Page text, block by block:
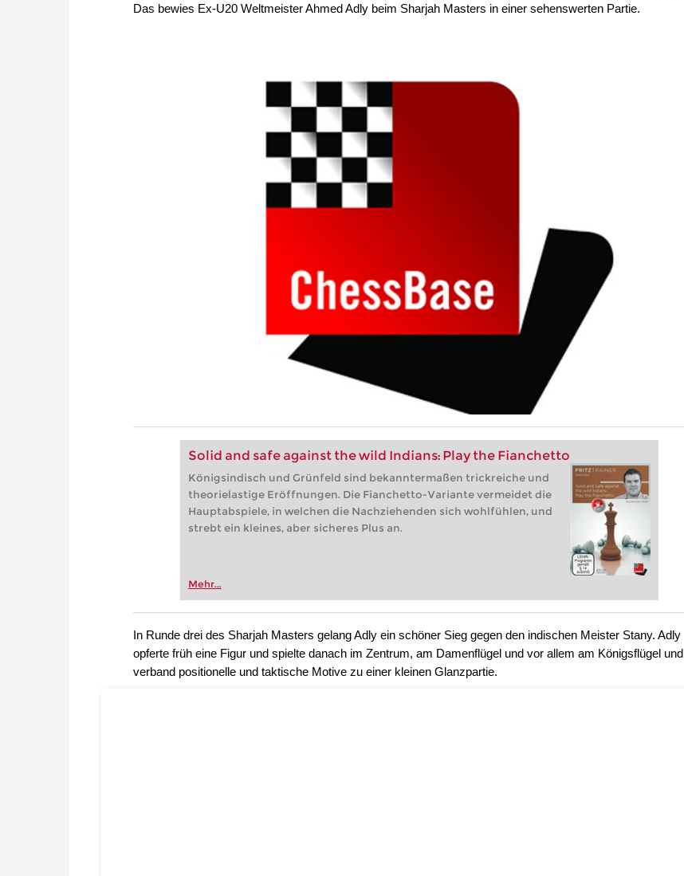
Das bewies Ex-U20 Weltmeister Ahmed Adly beim Sharjah Masters in einer sehenswerten Partie.
Solid and safe against the wild Indians: Play the Fianchetto
Königsindisch und Grünfeld sind bekanntermaßen trickreiche und
theorielastige Eröffnungen. Die Fianchetto-Variante vermeidet die
Hauptabspiele, in welchen die Nachziehenden sich wohlfühlen, und
strebt ein kleines, aber sicheres Plus an.
Mehr...
In Runde drei des Sharjah Masters gelang Adly ein schöner Sieg gegen den indischen Meister Stany. Adly
opferte früh eine Figur und spielte danach im Zentrum, am Damenflügel und vor allem am Königsflügel und
verband positionelle und taktische Motive zu einer kleinen Glanzpartie.